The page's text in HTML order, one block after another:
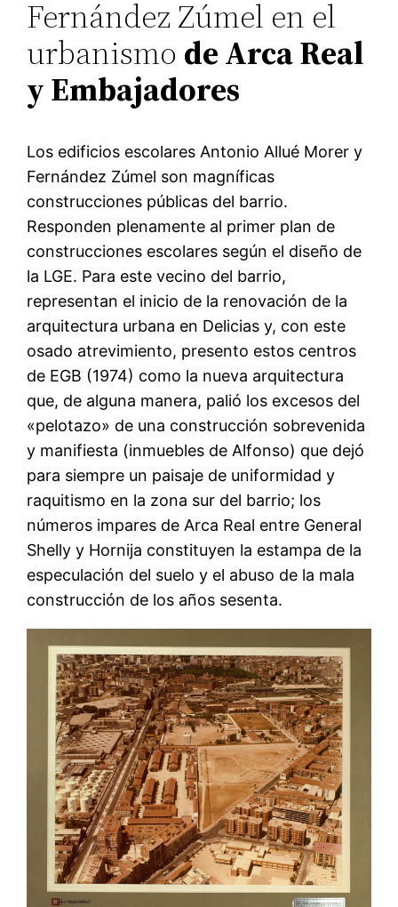
Fernández Zúmel en el
urbanismo de Arca Real
y Embajadores
Los edificios escolares Antonio Allué Morer y
Fernández Zúmel son magníficas
construcciones públicas del barrio.
Responden plenamente al primer plan de
construcciones escolares según el diseño de
la LGE. Para este vecino del barrio,
representan el inicio de la renovación de la
arquitectura urbana en Delicias y, con este
osado atrevimiento, presento estos centros
de EGB (1974) como la nueva arquitectura
que, de alguna manera, palió los excesos del
«pelotazo» de una construcción sobrevenida
y manifiesta (inmuebles de Alfonso) que dejó
para siempre un paisaje de uniformidad y
raquitismo en la zona sur del barrio; los
números impares de Arca Real entre General
Shelly y Hornija constituyen la estampa de la
especulación del suelo y el abuso de la mala
construcción de los años sesenta.